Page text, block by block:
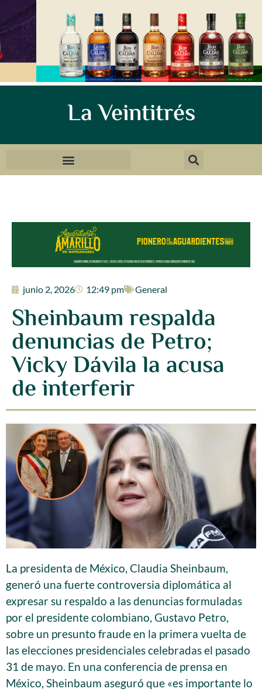
La Veintitrés
junio 2, 2026 12:49 pm General
Sheinbaum respalda
denuncias de Petro;
Vicky Dávila la acusa
de interferir
La presidenta de México, Claudia Sheinbaum,
generó una fuerte controversia diplomática al
expresar su respaldo a las denuncias formuladas
por el presidente colombiano, Gustavo Petro,
sobre un presunto fraude en la primera vuelta de
las elecciones presidenciales celebradas el pasado
31 de mayo. En una conferencia de prensa en
México, Sheinbaum aseguró que «es importante lo